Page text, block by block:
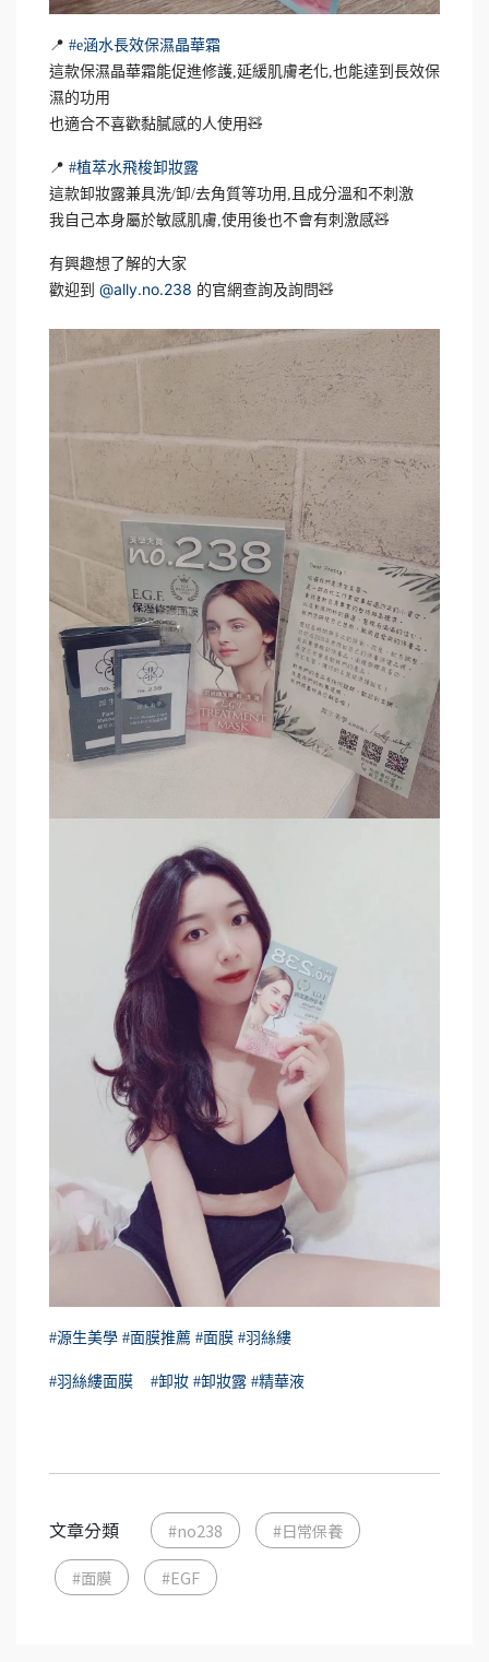
📍 #e涵水長效保濕晶華霜
這款保濕晶華霜能促進修護,延緩肌膚老化,也能達到長效保
濕的功用
也適合不喜歡黏膩感的人使用🧸
📍 #植萃水飛梭卸妝露
這款卸妝露兼具洗/卸/去角質等功用,且成分溫和不刺激
我自己本身屬於敏感肌膚,使用後也不會有刺激感🧸
有興趣想了解的大家
歡迎到 @ally.no.238 的官網查詢及詢問🧸
#源生美學 #面膜推薦 #面膜 #羽絲縷
#羽絲縷面膜 #卸妝 #卸妝露 #精華液
文章分類 #no238 #日常保養
#面膜 #EGF